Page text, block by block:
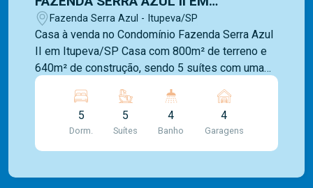
ITUPEVA/SP
Fazenda Serra Azul - Itupeva/SP
Casa à venda no Condomínio Fazenda Serra Azul
II em Itupeva/SP Casa com 800m² de terreno e
640m² de construção, sendo 5 suítes com uma
ampla sacada e uma linda vista Livre para a serra,
4 banheiros, 1 lavabo. Cozinha integrada com uma
sala de TV, Sala de estar Sala de Tv com
escritório. Área Gourmet completa, com armários
planejados, churrasqueira, forno de pizza,
5
Dorm.
5
Suítes
4
Banho
4
Garagens